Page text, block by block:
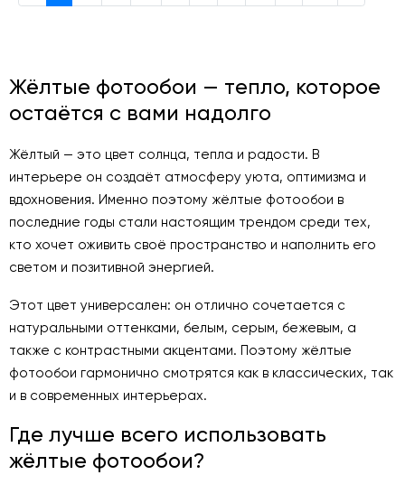
Жёлтые фотообои — тепло, которое
остаётся с вами надолго
Жёлтый — это цвет солнца, тепла и радости. В
интерьере он создаёт атмосферу уюта, оптимизма и
вдохновения. Именно поэтому жёлтые фотообои в
последние годы стали настоящим трендом среди тех,
кто хочет оживить своё пространство и наполнить его
светом и позитивной энергией.
Этот цвет универсален: он отлично сочетается с
натуральными оттенками, белым, серым, бежевым, а
также с контрастными акцентами. Поэтому жёлтые
фотообои гармонично смотрятся как в классических, так
и в современных интерьерах.
Где лучше всего использовать
жёлтые фотообои?